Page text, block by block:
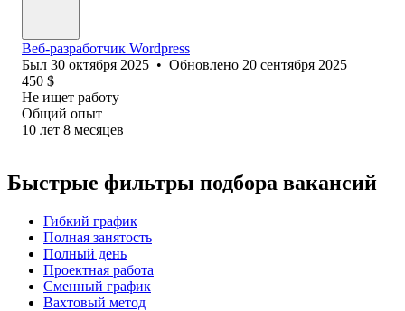
Веб-разработчик Wordpress
Был 30 октября 2025 • Обновлено 20 сентября 2025
450 $
Не ищет работу
Общий опыт
10 лет 8 месяцев
Быстрые фильтры подбора вакансий
Гибкий график
Полная занятость
Полный день
Проектная работа
Сменный график
Вахтовый метод